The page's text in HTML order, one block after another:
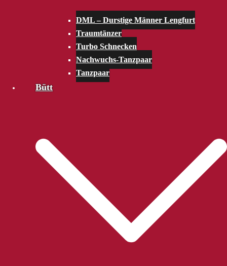
DML – Durstige Männer Lengfurt
Traumtänzer
Turbo Schnecken
Nachwuchs-Tanzpaar
Tanzpaar
Bütt